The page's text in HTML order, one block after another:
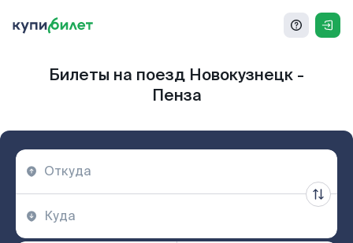
Билеты на поезд Новокузнецк -
Пенза